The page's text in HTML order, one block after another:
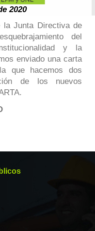
2020
la Junta Directiva de
del
y la
enviado una carta
que hacemos dos
de los nuevos
.